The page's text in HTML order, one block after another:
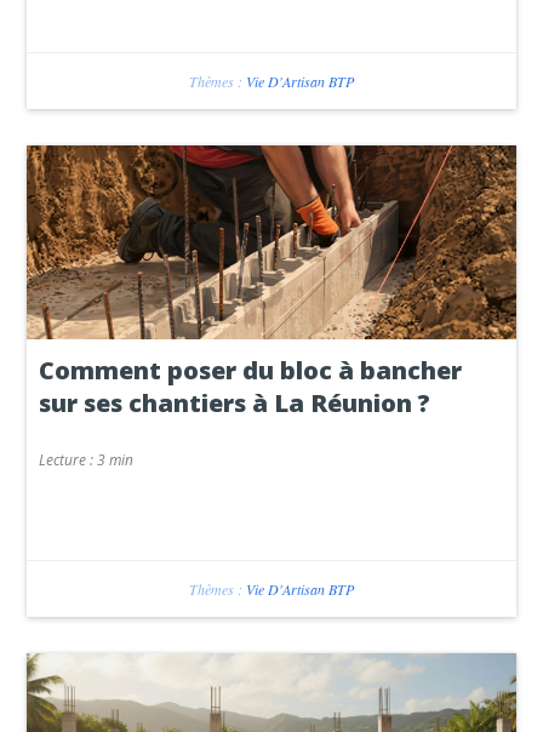
Thèmes : Vie D'Artisan BTP
Comment poser du bloc à bancher
sur ses chantiers à La Réunion ?
Lecture :3 min
Thèmes : Vie D'Artisan BTP